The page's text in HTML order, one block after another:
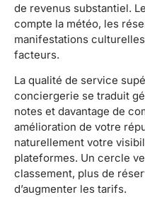
de revenus substantiel.
compte la météo, les
manifestations
facteurs.
La qualité de service
conciergerie se traduit
notes et davantage de
amélioration de votre
naturellement votre
plateformes. Un cercle
classement, plus de
d’augmenter les tarifs.